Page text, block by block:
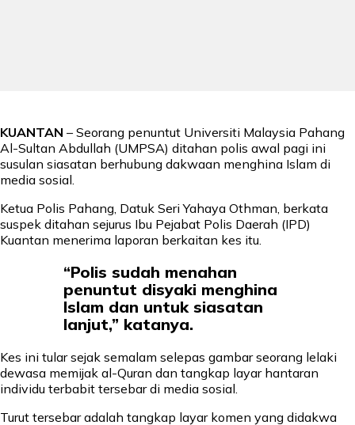
KUANTAN – Seorang penuntut Universiti Malaysia Pahang
Al-Sultan Abdullah (UMPSA) ditahan polis awal pagi ini
susulan siasatan berhubung dakwaan menghina Islam di
media sosial.
Ketua Polis Pahang, Datuk Seri Yahaya Othman, berkata
suspek ditahan sejurus Ibu Pejabat Polis Daerah (IPD)
Kuantan menerima laporan berkaitan kes itu.
“Polis sudah menahan
penuntut disyaki menghina
Islam dan untuk siasatan
lanjut,” katanya.
Kes ini tular sejak semalam selepas gambar seorang lelaki
dewasa memijak al-Quran dan tangkap layar hantaran
individu terbabit tersebar di media sosial.
Turut tersebar adalah tangkap layar komen yang didakwa